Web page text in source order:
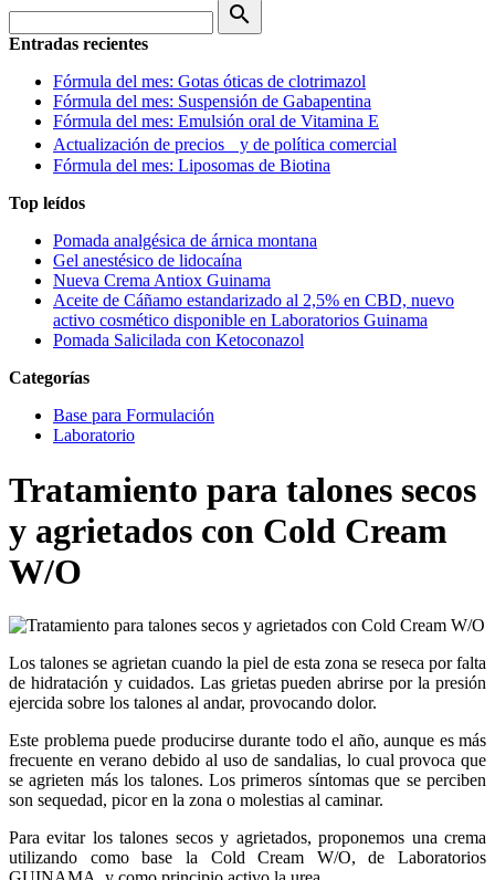
search
Entradas recientes
Fórmula del mes: Gotas óticas de clotrimazol
Fórmula del mes: Suspensión de Gabapentina
Fórmula del mes: Emulsión oral de Vitamina E
Actualización de precios y de política comercial
Fórmula del mes: Liposomas de Biotina
Top leídos
Pomada analgésica de árnica montana
Gel anestésico de lidocaína
Nueva Crema Antiox Guinama
Aceite de Cáñamo estandarizado al 2,5% en CBD, nuevo
activo cosmético disponible en Laboratorios Guinama
Pomada Salicilada con Ketoconazol
Categorías
Base para Formulación
Laboratorio
Tratamiento para talones secos
y agrietados con Cold Cream
W/O
Los talones se agrietan cuando la piel de esta zona se reseca por falta
de hidratación y cuidados. Las grietas pueden abrirse por la presión
ejercida sobre los talones al andar, provocando dolor.
Este problema puede producirse durante todo el año, aunque es más
frecuente en verano debido al uso de sandalias, lo cual provoca que
se agrieten más los talones. Los primeros síntomas que se perciben
son sequedad, picor en la zona o molestias al caminar.
Para evitar los talones secos y agrietados, proponemos una crema
utilizando como base la Cold Cream W/O, de Laboratorios